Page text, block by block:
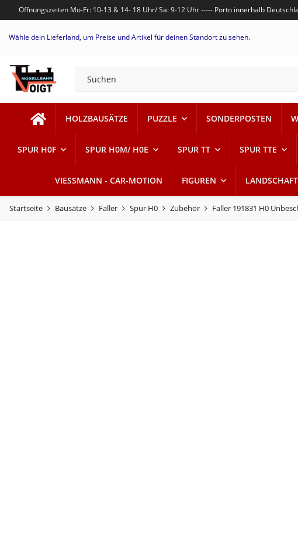
Öffnungszeiten Mo-Fr: 10-13 & 14- 18 Uhr/ Sa: 9-12 Uhr ----- Porto innerhalb
Wähle dein Lieferland, um Preise und Artikel für deinen Standort zu sehen.
HOLZBAUSÄTZE PUZZLE SONDERPOSTEN
SPUR H0F SPUR H0M/ H0E SPUR TT SPUR TTE
VIESSMANN - CAR-MOTION FIGUREN LANDSCHAFT
Startseite Bausätze Faller Spur H0 Zubehör Faller 191831 H0